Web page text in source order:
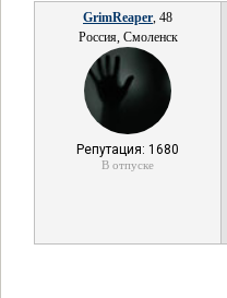
GrimReaper, 48
Россия, Смоленск
Репутация: 1680
В отпуске